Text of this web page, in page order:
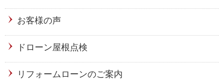
お客様の声
ドローン屋根点検
リフォームローンのご案内